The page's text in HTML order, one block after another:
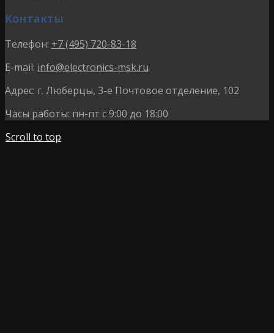
Контакты
Телефон: +7 (495) 720-83-18
E-mail: info@electronics-msk.ru
Адрес: г. Люберцы, 3-е Почтовое отделение, 102
Часы работы: пн-пт с 9:00 до 18:00
Scroll to top